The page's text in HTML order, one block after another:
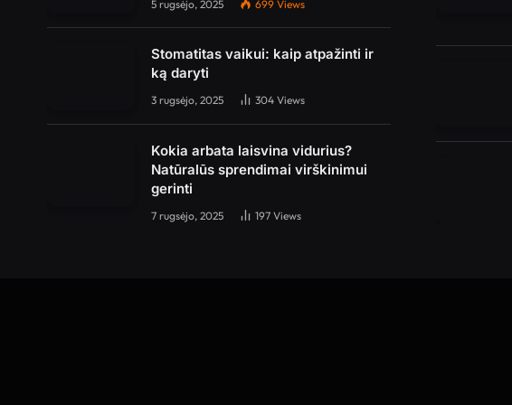
5 rugsėjo, 2025 699 Views
Stomatitas vaikui: kaip atpažinti ir
ką daryti
3 rugsėjo, 2025 304 Views
Kokia arbata laisvina vidurius?
Natūralūs sprendimai virškinimui
gerinti
7 rugsėjo, 2025 197 Views